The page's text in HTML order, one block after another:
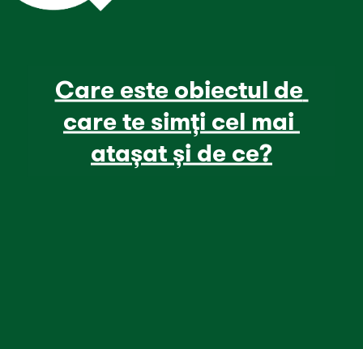
Care este obiectul de
care te simți cel mai
atașat și de ce?